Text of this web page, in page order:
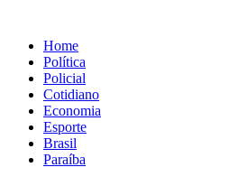
conteúdo
Home
Política
Policial
Cotidiano
Economia
Esporte
Brasil
Paraíba